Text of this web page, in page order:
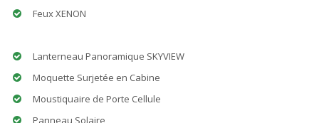
Feux XENON
Lanterneau Panoramique SKYVIEW
Moquette Surjetée en Cabine
Moustiquaire de Porte Cellule